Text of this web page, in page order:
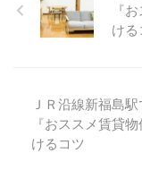
『
ける
ＪＲ沿線新福島
『おススメ賃貸
けるコツ